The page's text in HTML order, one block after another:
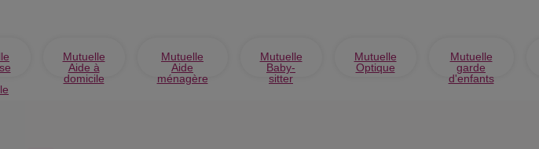
Mutuelle
Aide à
domicile
Mutuelle
Aide
ménagère
Mutuelle
Baby-
sitter
Mutuelle
Optique
Mutuelle
garde
d'enfants